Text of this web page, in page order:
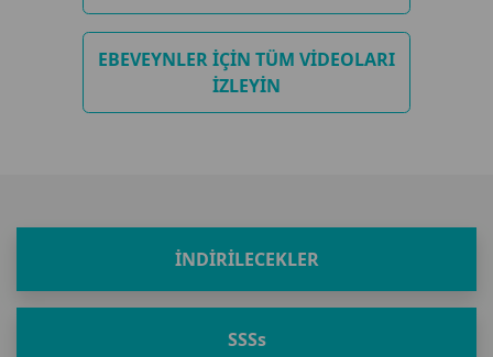
EBEVEYNLER IÇIN TÜM VIDEOLARI
IZLEYIN
İNDIRILECEKLER
SSSs